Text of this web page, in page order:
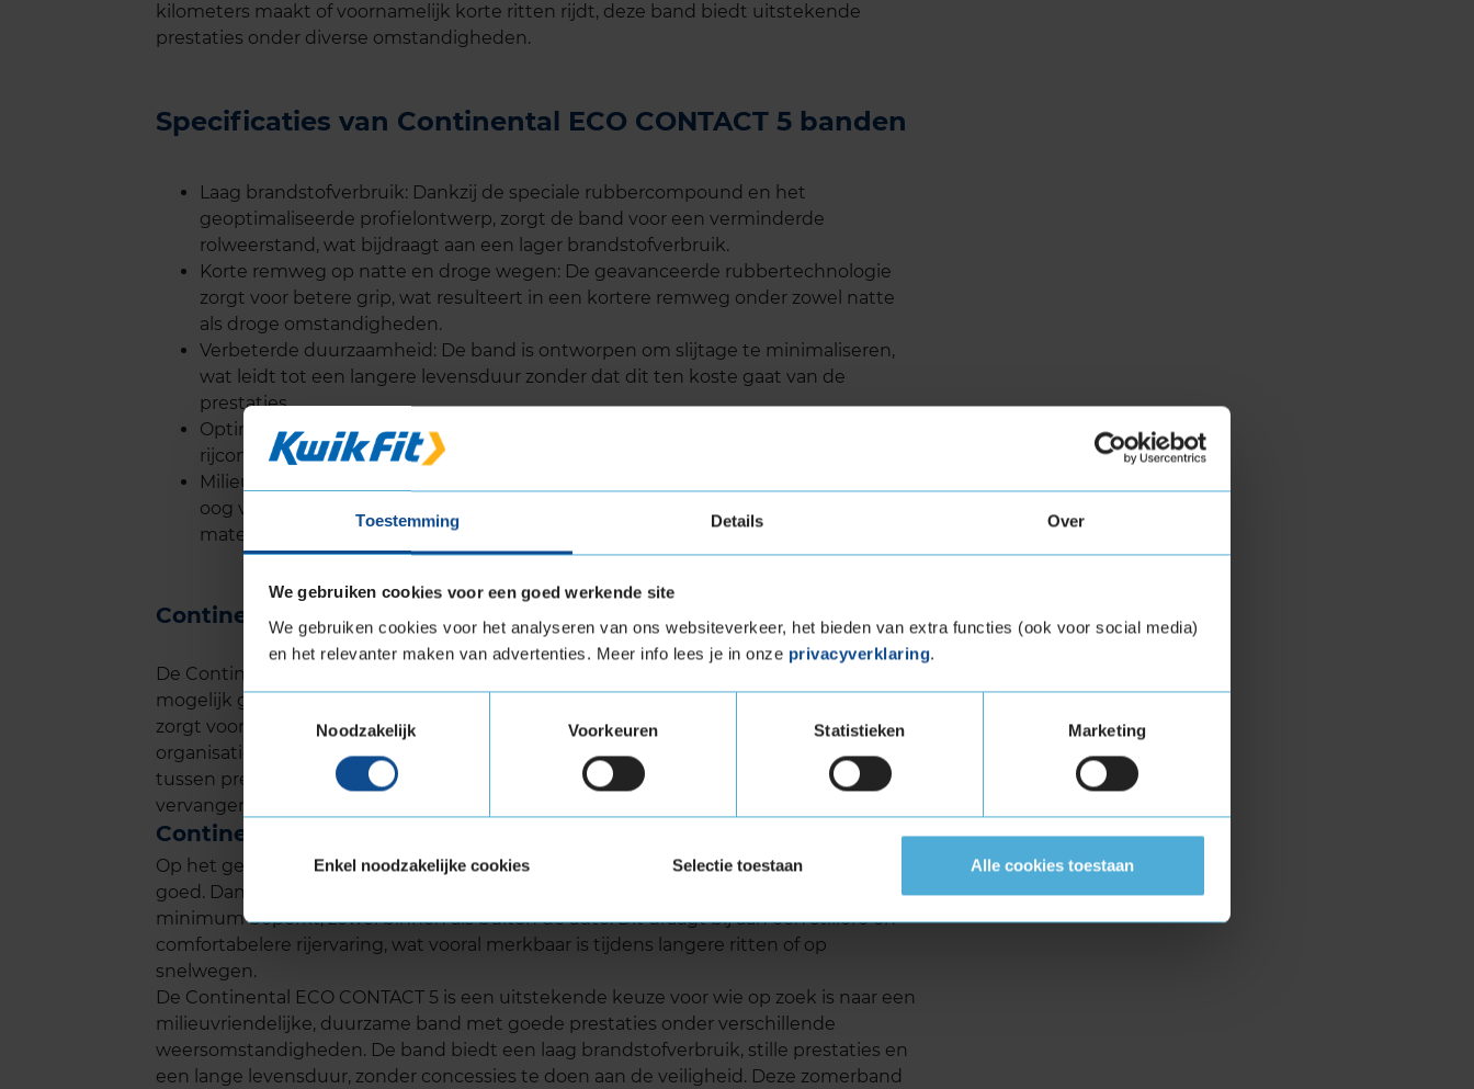
Toestemming Details Over
We gebruiken cookies voor een goed werkende site
We gebruiken cookies voor het analyseren van ons websiteverkeer, het bieden van extra functies (ook voor social media)
en het relevanter maken van advertenties. Meer info lees je in onze privacyverklaring.
Toestemmingsselectie
Noodzakelijk
Voorkeuren Statistieken Marketing
Enkel noodzakelijke cookies Selectie toestaan Alle cookies toestaan
kilometers maakt of voornamelijk korte ritten rijdt, deze band biedt uitstekende
prestaties onder diverse omstandigheden.
Specificaties van Continental ECO CONTACT 5 banden
Laag brandstofverbruik: Dankzij de speciale rubbercompound en het
geoptimaliseerde profielontwerp, zorgt de band voor een verminderde
rolweerstand, wat bijdraagt aan een lager brandstofverbruik.
Korte remweg op natte en droge wegen: De geavanceerde rubbertechnologie
zorgt voor betere grip, wat resulteert in een kortere remweg onder zowel natte
als droge omstandigheden.
Verbeterde duurzaamheid: De band is ontworpen om slijtage te minimaliseren,
wat leidt tot een langere levensduur zonder dat dit ten koste gaat van de
prestaties.
Optimale handling: Het bandprofiel biedt een precieze stuurrespons, wat het
rijcomfort en de veiligheid verhoogt, vooral bij hogere snelheden.
Milieuvriendelijk: De Continental ECO CONTACT 5 is specifiek ontwikkeld met
oog voor het milieu, met minder CO2-uitstoot en gebruik van duurzame
materialen.
Continental ECO CONTACT 5 levensduur
De Continental ECO CONTACT 5 staat bekend om zijn lange levensduur. Dit wordt
mogelijk gemaakt door de innovatieve rubbercompound, die slijtage tegengaat en
zorgt voor gelijkmatige slijtage van het loopvlak. Uit tests van onafhankelijke
organisaties, zoals de ANWB en ADAC, blijkt dat deze band een goede balans biedt
tussen prestaties en levensduur. Dit betekent dat je minder vaak de banden hoeft te
vervangen, wat zowel kostenbesparend als duurzaam is.
Continental ECO CONTACT 5 geluid
Op het gebied van geluidsniveau scoort de Continental ECO CONTACT 5 bijzonder
goed. Dankzij het speciaal ontworpen loopvlakprofiel wordt het rolgeluid tot een
minimum beperkt, zowel binnen als buiten de auto. Dit draagt bij aan een stillere en
comfortabelere rijervaring, wat vooral merkbaar is tijdens langere ritten of op
snelwegen.
De Continental ECO CONTACT 5 is een uitstekende keuze voor wie op zoek is naar een
milieuvriendelijke, duurzame band met goede prestaties onder verschillende
weersomstandigheden. De band biedt een laag brandstofverbruik, stille prestaties en
een lange levensduur, zonder concessies te doen aan de veiligheid. Deze zomerband